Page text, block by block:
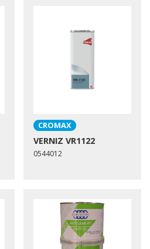
CROMAX
VERNIZ VR1122
0544012